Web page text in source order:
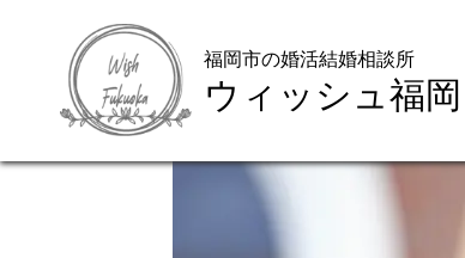
福岡市の婚活結婚相談所
ウィッシュ福岡